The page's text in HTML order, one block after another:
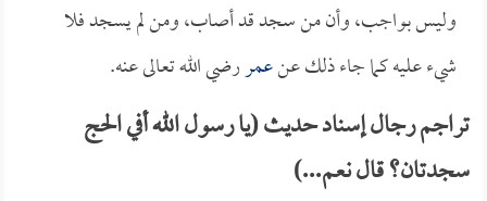
وليس بواجب، وأن من سجد قد أصاب، ومن لم يسجد فلا
شيء عليه كما جاء ذلك عنعمررضي الله تعالى عنه.
تراجم رجال إسناد حديث (يا رسول الله أفي الحج
سجدتان؟ قال نعم...)